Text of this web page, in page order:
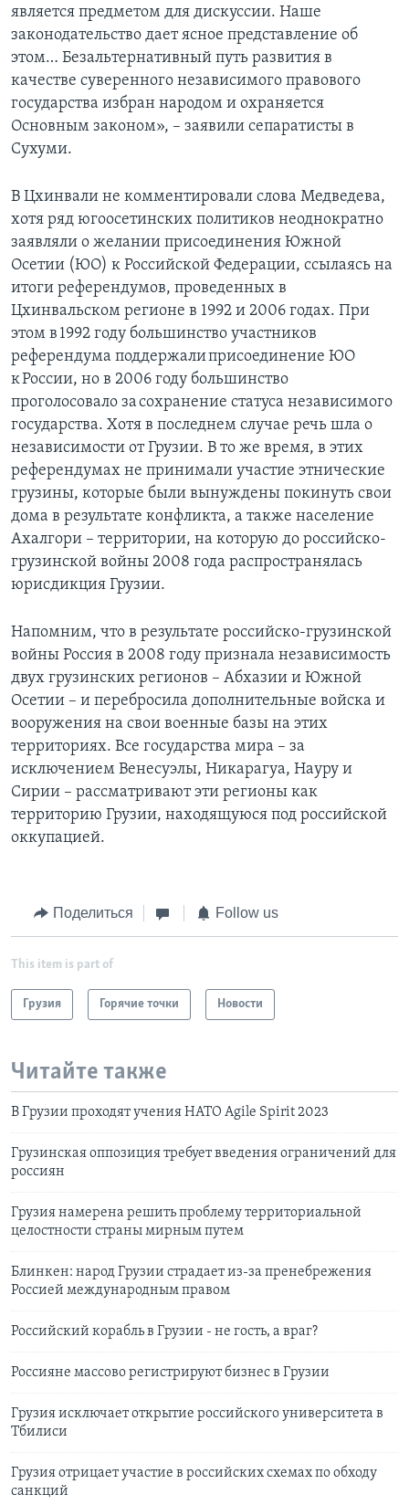
является предметом для дискуссии. Наше
законодательство дает ясное представление об
этом… Безальтернативный путь развития в
качестве суверенного независимого правового
государства избран народом и охраняется
Основным законом», – заявили сепаратисты в
Сухуми.
В Цхинвали не комментировали слова Медведева,
хотя ряд югоосетинских политиков неоднократно
заявляли о желании присоединения Южной
Осетии (ЮО) к Российской Федерации, ссылаясь на
итоги референдумов, проведенных в
Цхинвальском регионе в 1992 и 2006 годах. При
этом в 1992 году большинство участников
референдума поддержали присоединение ЮО
к России, но в 2006 году большинство
проголосовало за сохранение статуса независимого
государства. Хотя в последнем случае речь шла о
независимости от Грузии. В то же время, в этих
референдумах не принимали участие этнические
грузины, которые были вынуждены покинуть свои
дома в результате конфликта, а также население
Ахалгори – территории, на которую до российско-
грузинской войны 2008 года распространялась
юрисдикция Грузии.
Напомним, что в результате российско-грузинской
войны Россия в 2008 году признала независимость
двух грузинских регионов – Абхазии и Южной
Осетии – и перебросила дополнительные войска и
вооружения на свои военные базы на этих
территориях. Все государства мира – за
исключением Венесуэлы, Никарагуа, Науру и
Сирии – рассматривают эти регионы как
территорию Грузии, находящуюся под российской
оккупацией.
Поделиться Follow us
This item is part of
Грузия Горячие точки Новости
Читайте также
В Грузии проходят учения НАТО Agile Spirit 2023
Грузинская оппозиция требует введения ограничений для
россиян
Грузия намерена решить проблему территориальной
целостности страны мирным путем
Блинкен: народ Грузии страдает из-за пренебрежения
Россией международным правом
Российский корабль в Грузии - не гость, а враг?
Россияне массово регистрируют бизнес в Грузии
Грузия исключает открытие российского университета в
Тбилиси
Грузия отрицает участие в российских схемах по обходу
санкций